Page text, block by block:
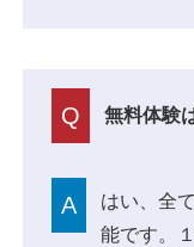
Q 無料体験
A
はい、全
能です。